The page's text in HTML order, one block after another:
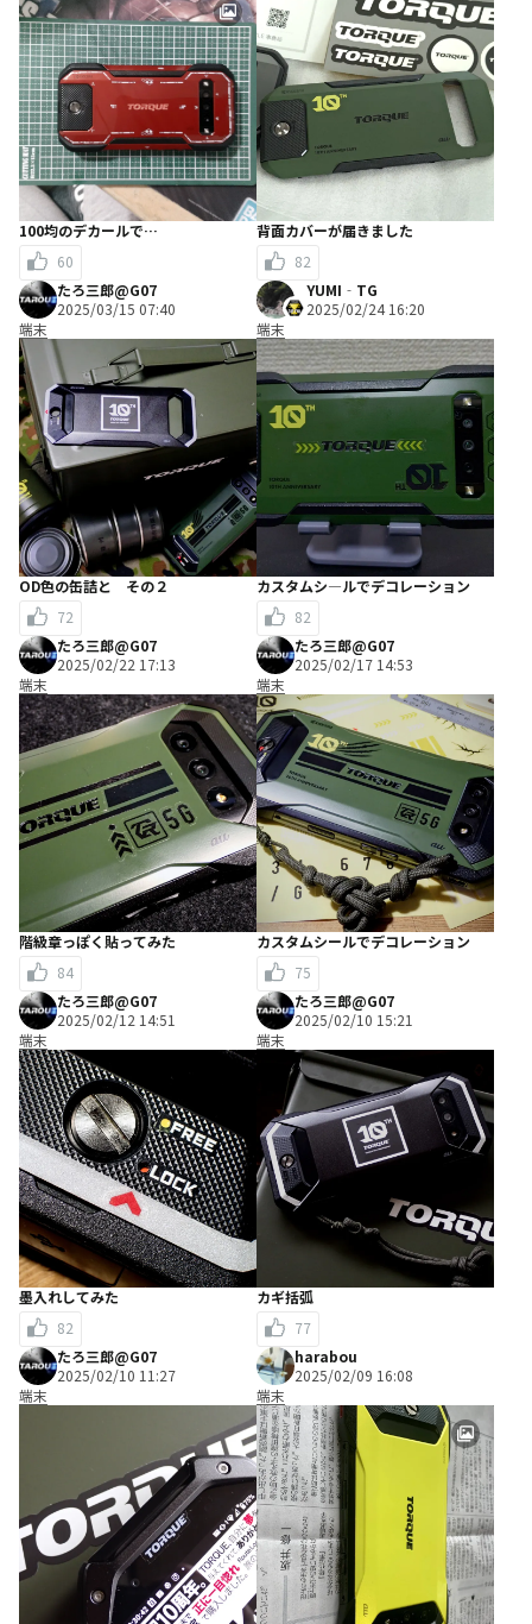
100均のデカールで…
60
背面カバーが届きました
82
たろ三郎@G07
2025/03/15 07:40
端末
OD色の缶詰と その２
72
YUMI‐TG
2025/02/24 16:20
端末
カスタムシ―ルでデコレーション
82
たろ三郎@G07
2025/02/22 17:13
端末
階級章っぽく貼ってみた
84
たろ三郎@G07
2025/02/17 14:53
端末
カスタムシールでデコレーション
75
たろ三郎@G07
2025/02/12 14:51
端末
墨入れしてみた
82
たろ三郎@G07
2025/02/10 15:21
端末
カギ括弧
77
たろ三郎@G07
2025/02/10 11:27
端末
harabou
2025/02/09 16:08
端末